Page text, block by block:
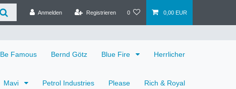
Anmelden Registrieren 0 0,00 EUR
Be Famous Bernd Götz Blue Fire Herrlicher
Mavi Petrol Industries Please Rich & Royal